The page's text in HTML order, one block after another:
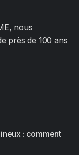
nous
près de 100 ans
: comment